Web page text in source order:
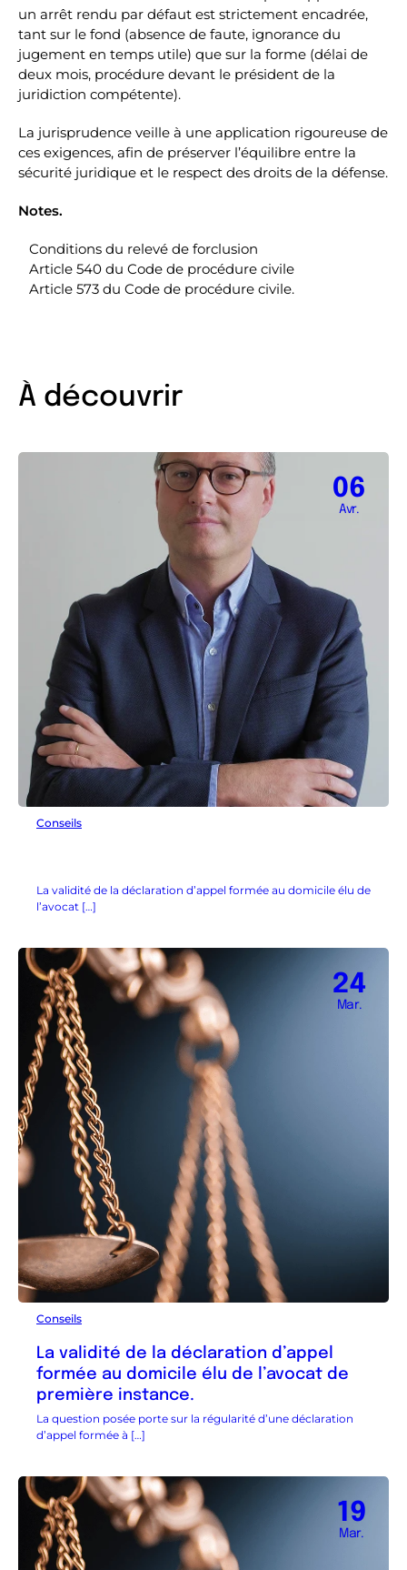
un arrêt rendu par défaut est strictement encadrée,
tant sur le fond (absence de faute, ignorance du
jugement en temps utile) que sur la forme (délai de
deux mois, procédure devant le président de la
juridiction compétente).
La jurisprudence veille à une application rigoureuse de
ces exigences, afin de préserver l’équilibre entre la
sécurité juridique et le respect des droits de la défense.
Notes.
Conditions du relevé de forclusion
Article 540 du Code de procédure civile
Article 573 du Code de procédure civile.
À découvrir
06
Avr.
Conseils
La validité de la déclaration d’appel formée au domicile élu de
l’avocat […]
24
Mar.
Conseils
La validité de la déclaration d’appel
formée au domicile élu de l’avocat de
première instance.
La question posée porte sur la régularité d’une déclaration
d’appel formée à […]
19
Mar.